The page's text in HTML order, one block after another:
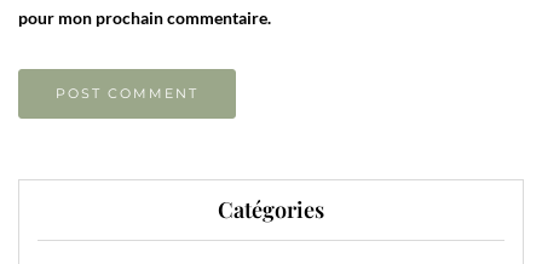
pour mon prochain commentaire.
Catégories